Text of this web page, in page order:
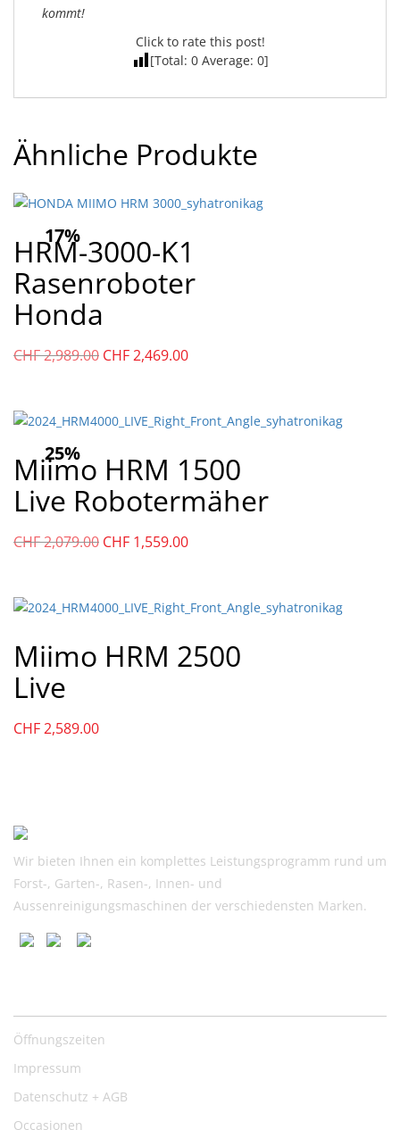
kommt!
Click to rate this post!
[Total: 0Average: 0]
Ähnliche Produkte
17%
HRM-3000-K1
Rasenroboter
Honda
CHF2,989.00 Ursprünglicher
CHF
CHF2,469.00Aktueller
CHF
25%
Miimo HRM 1500
Live Robotermäher
CHF2,079.00 Ursprünglicher
CHF
CHF 1,559.00Aktueller
CHF
Miimo HRM 2500
Live
CHF2,589.00
Wir bieten Ihnen ein komplettes Leistungsprogramm rund um
Forst-, Garten-, Rasen-, Innen- und
Aussenreinigungsmaschinen der verschiedensten Marken.
Öffnungszeiten
Impressum
Datenschutz + AGB
Occasionen